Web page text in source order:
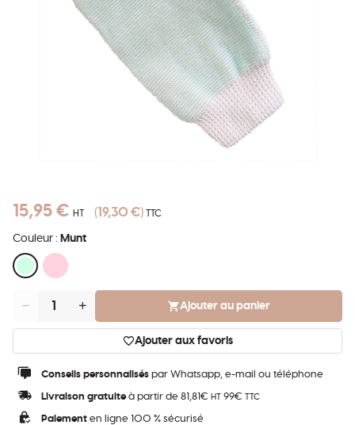
15,95 € HT 19,30 € TTC
Couleur : Munt
Quantité Ajouter au panier
Ajouter aux favoris
Conseils personnalisés par Whatsapp, e-mail ou téléphone
Livraison gratuite à partir de 81,81€ HT 99€ TTC
Paiement en ligne 100 % sécurisé